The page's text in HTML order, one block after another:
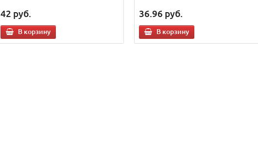
42 руб.
В корзину
36.96 руб.
В корзину